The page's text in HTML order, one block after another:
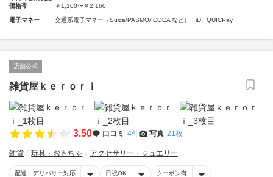
価格帯
￥1,100〜￥2,160
電子マネー 交通系電子マネー（Suica/PASMO/ICOCA など） iD QUICPay
店舗公式
雑貨屋ｋｅｒｏｒｉ
3.50 口コミ 4件 写真 21枚
雑貨 玩具・おもちゃ アクセサリー・ジュエリー
配達・デリバリー対応 日祝OK クーポン有